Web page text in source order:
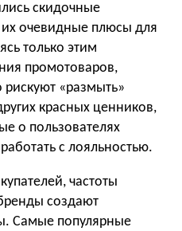
скидочные
их очевидные плюсы для
только этим
промотоваров,
рискуют «размыть»
красных ценников,
о пользователях
с лояльностью.
частоты
создают
Самые популярные